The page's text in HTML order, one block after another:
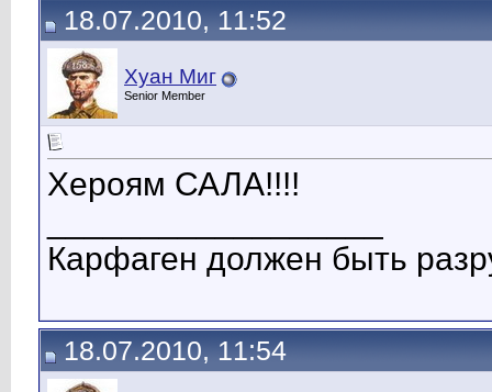
18.07.2010, 11:52
Хуан Миг
Senior Member
Хероям САЛА!!!!
Карфаген должен быть
18.07.2010, 11:54